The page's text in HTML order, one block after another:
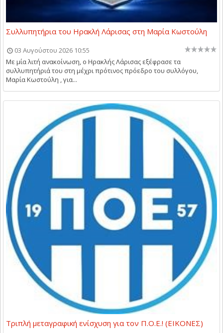
Συλλυπητήρια του Ηρακλή Λάρισας στη Μαρία Κωστούλη
03 Αυγούστου 2026 10:55
Με μία λιτή ανακοίνωση, ο Ηρακλής Λάρισας εξέφρασε τα
συλλυπητήριά του στη μέχρι πρότινος πρόεδρο του συλλόγου,
Μαρία Κωστούλη , για...
Τριπλή μεταγραφική ενίσχυση για τον Π.Ο.Ε.! (ΕΙΚΟΝΕΣ)